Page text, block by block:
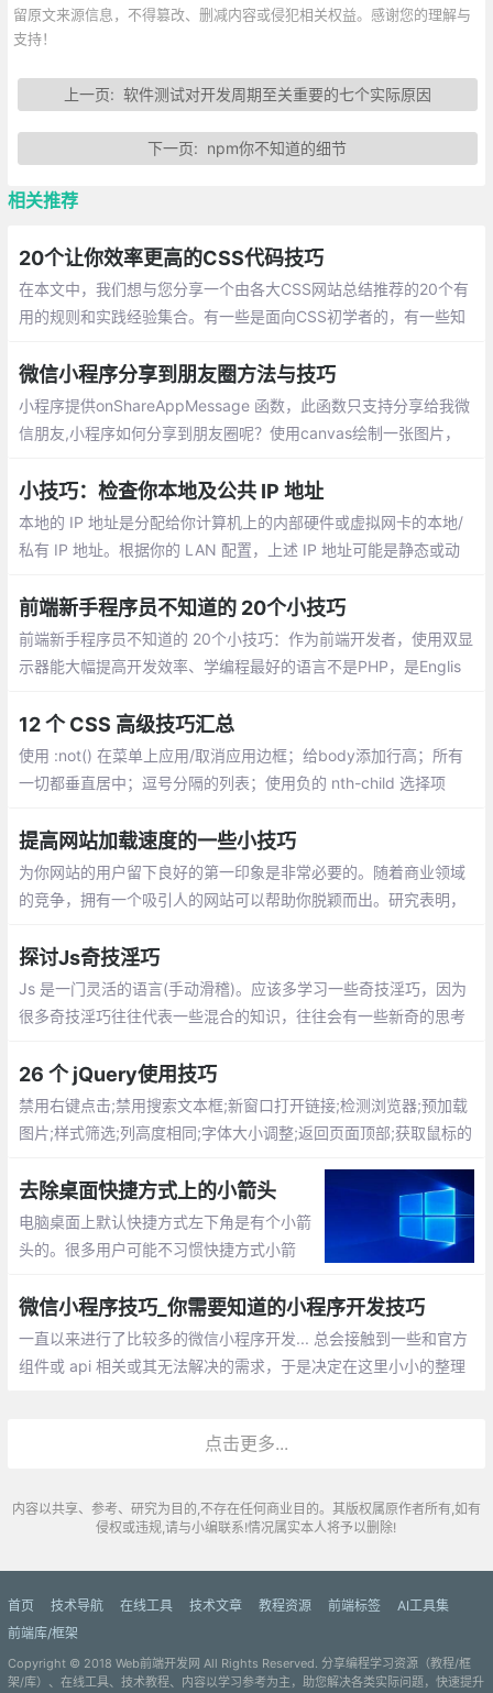
留原文来源信息，不得篡改、删减内容或侵犯相关权益。感谢您的理解与
支持！
上一页: 软件测试对开发周期至关重要的七个实际原因
下一页: npm你不知道的细节
相关推荐
20个让你效率更高的CSS代码技巧
在本文中，我们想与您分享一个由各大CSS网站总结推荐的20个有
用的规则和实践经验集合。有一些是面向CSS初学者的，有一些知
知识
微信小程序分享到朋友圈方法与技巧
小程序提供onShareAppMessage 函数，此函数只支持分享给我微
信朋友,小程序如何分享到朋友圈呢？使用canvas绘制一张图片，
小技巧：检查你本地及公共 IP 地址
本地的 IP 地址是分配给你计算机上的内部硬件或虚拟网卡的本地/
私有 IP 地址。根据你的 LAN 配置，上述 IP 地址可能是静态或动
的公共/外部 IP 地址。
前端新手程序员不知道的 20个小技巧
前端新手程序员不知道的 20个小技巧：作为前端开发者，使用双显
示器能大幅提高开发效率、学编程最好的语言不是PHP，是Englis
gle一下、把觉得不靠谱的需求放到最后做，很可能到时候需求就变
了...
12 个 CSS 高级技巧汇总
使用 :not() 在菜单上应用/取消应用边框；给body添加行高；所有
一切都垂直居中；逗号分隔的列表；使用负的 nth-child 选择项
ght；继承 box-sizing
提高网站加载速度的一些小技巧
为你网站的用户留下良好的第一印象是非常必要的。随着商业领域
的竞争，拥有一个吸引人的网站可以帮助你脱颖而出。研究表明，
探讨Js奇技淫巧
Js 是一门灵活的语言(手动滑稽)。应该多学习一些奇技淫巧，因为
很多奇技淫巧往往代表一些混合的知识，往往会有一些新奇的思考
26 个 jQuery使用技巧
禁用右键点击;禁用搜索文本框;新窗口打开链接;检测浏览器;预加载
图片;样式筛选;列高度相同;字体大小调整;返回页面顶部;获取鼠标的
去除桌面快捷方式上的小箭头
电脑桌面上默认快捷方式左下角是有个小箭
头的。很多用户可能不习惯快捷方式小箭
档的名称自己顺便命名即可），然后把下面
的这些英文全部复制到TXT文档内保存。把
TXT文档的扩展名改成 .bat
微信小程序技巧_你需要知道的小程序开发技巧
一直以来进行了比较多的微信小程序开发... 总会接触到一些和官方
组件或 api 相关或其无法解决的需求，于是决定在这里小小的整理
点击更多...
内容以共享、参考、研究为目的,不存在任何商业目的。其版权属原作者所有,如有
侵权或违规,请与小编联系!情况属实本人将予以删除!
首页 技术导航 在线工具 技术文章 教程资源 前端标签
AI工具集
前端库/框架